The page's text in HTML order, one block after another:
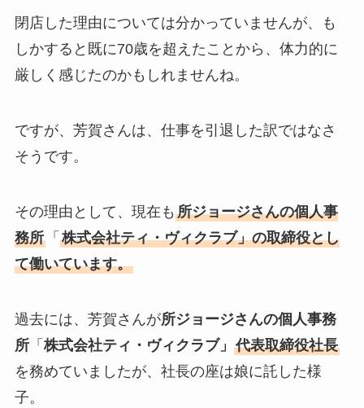
閉店した理由については分かっていませんが、も
しかすると既に70歳を超えたことから、体力的に
厳しく感じたのかもしれませんね。
ですが、芳賀さんは、仕事を引退した訳ではなさ
そうです。
その理由として、現在も 所ジョージさんの個人事
務所「 株式会社ティ・ヴィクラブ」の取締役とし
て働いています。
過去には、芳賀さんが所ジョージさんの個人事務
所「 株式会社ティ・ヴィクラブ」 代表取締役社長
を務めていましたが、社長の座は娘に託した様
子。